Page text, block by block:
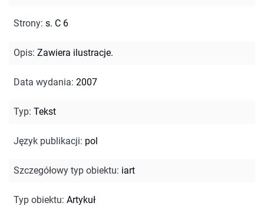
Strony: s. C 6
Opis: Zawiera ilustracje.
Data wydania: 2007
Typ: Tekst
Język publikacji: pol
Szczegółowy typ obiektu: iart
Typ obiektu: Artykuł